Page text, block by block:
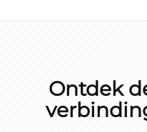
Ontdek